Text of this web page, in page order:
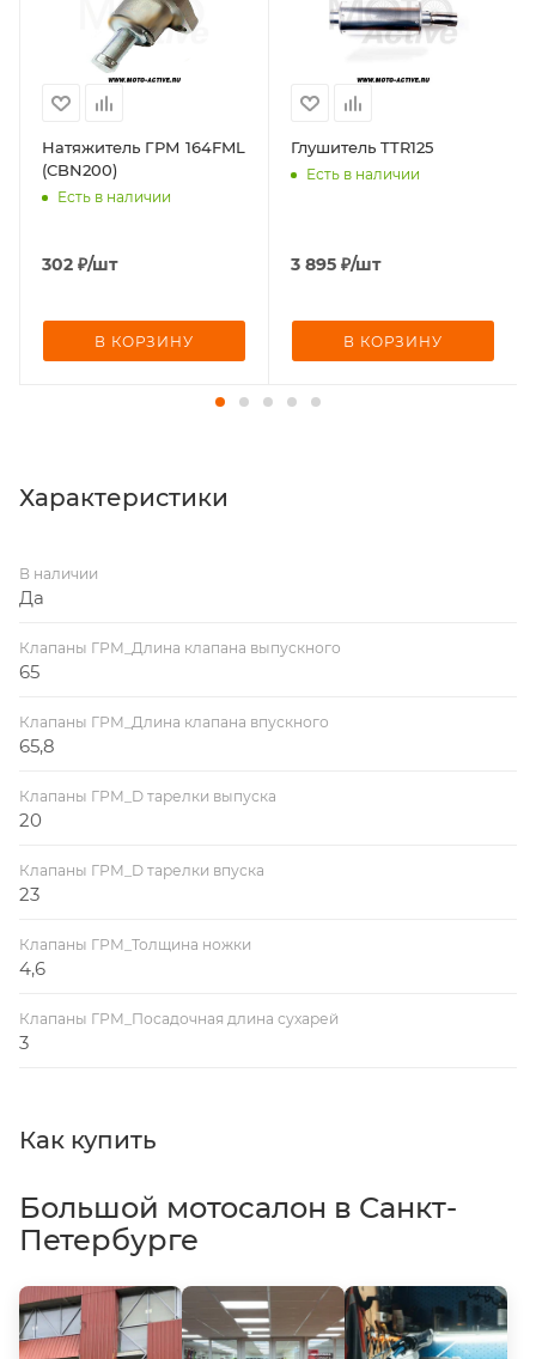
Натяжитель ГРМ 164FML
(CBN200)
Есть в наличии
302 ₽/шт
В КОРЗИНУ
Глушитель TTR125
Есть в наличии
3 895 ₽/шт
В КОРЗИНУ
Характеристики
В наличии
Да
Клапаны ГРМ_Длина клапана выпускного
65
Клапаны ГРМ_Длина клапана впускного
65,8
Клапаны ГРМ_D тарелки выпуска
20
Клапаны ГРМ_D тарелки впуска
23
Клапаны ГРМ_Толщина ножки
4,6
Клапаны ГРМ_Посадочная длина сухарей
3
Как купить
Большой мотосалон в Санкт-
Петербурге